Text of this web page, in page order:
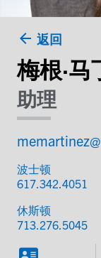
返回
梅根·马
助理
波士顿
617.342.4051
休斯顿
713.276.5045